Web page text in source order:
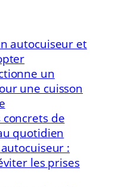
autocuiseur et
un
une cuisson
concrets de
quotidien
:
les prises